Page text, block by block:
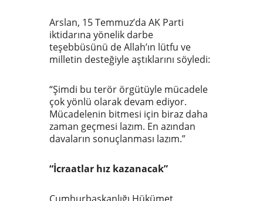
Arslan, 15 Temmuz’da AK Parti
iktidarına yönelik darbe
teşebbüsünü de Allah’ın lütfu ve
milletin desteğiyle aştıklarını söyledi:
“Şimdi bu terör örgütüyle mücadele
çok yönlü olarak devam ediyor.
Mücadelenin bitmesi için biraz daha
zaman geçmesi lazım. En azından
davaların sonuçlanması lazım.”
“İcraatlar hız kazanacak”